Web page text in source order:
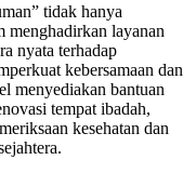
tidak hanya
menghadirkan layanan
nyata terhadap
kebersamaan dan
menyediakan bantuan
tempat ibadah,
kesehatan dan